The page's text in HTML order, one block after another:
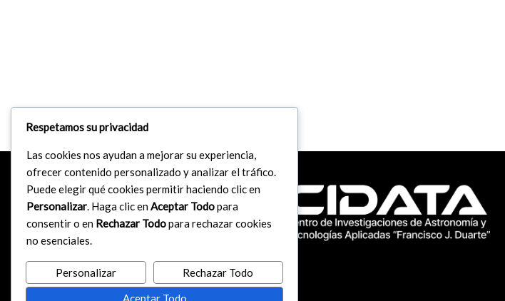
Respetamos su privacidad
Las cookies nos ayudan a mejorar su experiencia,
ofrecer contenido personalizado y analizar el tráfico.
Puede elegir qué cookies permitir haciendo clic en
Personalizar. Haga clic enAceptar Todopara
consentir o en Rechazar Todopara rechazar cookies
no esenciales.
Personalizar
Rechazar Todo
Aceptar Todo